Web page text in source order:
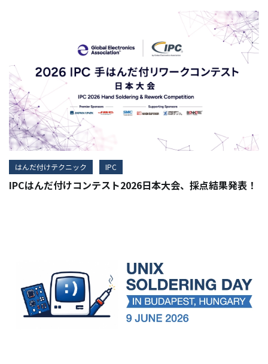
はんだ付けテクニック IPC
IPCはんだ付けコンテスト2026日本大会、採点結果発表！